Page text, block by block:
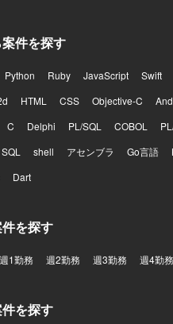
件を探す
Python Ruby JavaScript Swift
HTML CSS Objective-C
C Delphi PL/SQL COBOL
SQL shell アセンブラ Go言語
Dart
を探す
週1勤務 週2勤務 週3勤務 週4勤務
を探す